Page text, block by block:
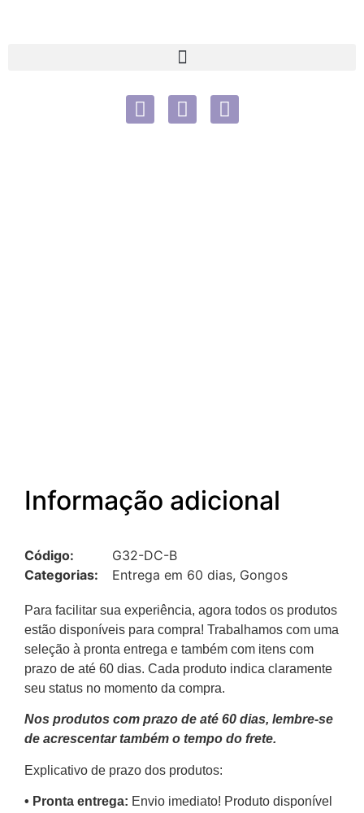
Informação adicional
Código:
G32-DC-B
Categorias:
Entrega em 60 dias, Gongos
Para facilitar sua experiência, agora todos os produtos
estão disponíveis para compra! Trabalhamos com uma
seleção à pronta entrega e também com itens com
prazo de até 60 dias. Cada produto indica claramente
seu status no momento da compra.
Nos produtos com prazo de até 60 dias, lembre-se
de acrescentar também o tempo do frete.
Explicativo de prazo dos produtos:
•⁠ ⁠Pronta entrega: Envio imediato! Produto disponível